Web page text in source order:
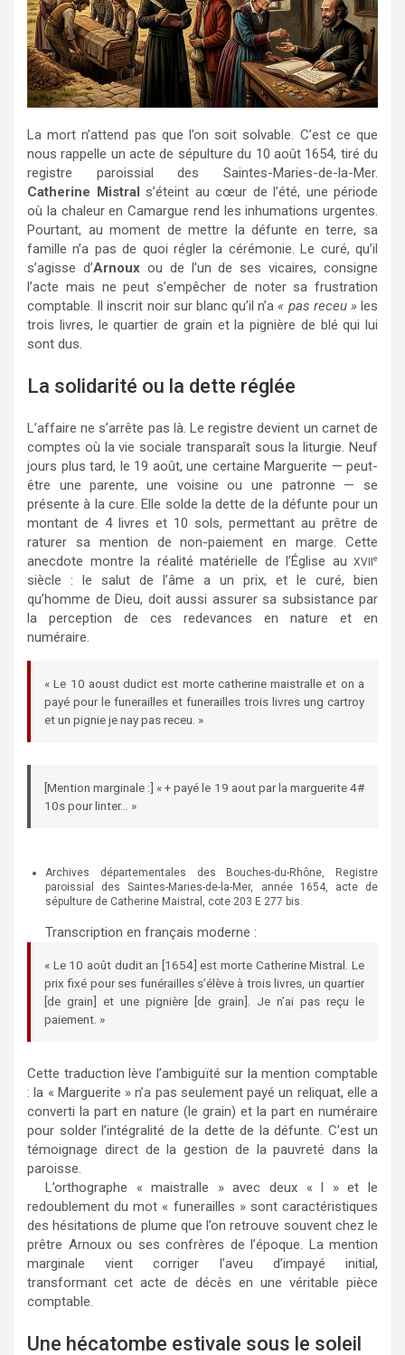
o
o
k
e
r
La mort n’attend pas que l’on soit solvable. C’est ce que
nous rappelle un acte de sépulture du 10 août 1654, tiré du
registre paroissial des Saintes-Maries-de-la-Mer.
Catherine Mistral s’éteint au cœur de l’été, une période
où la chaleur en Camargue rend les inhumations urgentes.
Pourtant, au moment de mettre la défunte en terre, sa
famille n’a pas de quoi régler la cérémonie. Le curé, qu’il
s’agisse d’Arnouxou de l’un de ses vicaires, consigne
l’acte mais ne peut s’empêcher de noter sa frustration
comptable. Il inscrit noir sur blanc qu’il n’a« pas receu » les
trois livres, le quartier de grain et la pignière de blé qui lui
sont dus.
La solidarité ou la dette réglée
L’affaire ne s’arrête pas là. Le registre devient un carnet de
comptes où la vie sociale transparaît sous la liturgie. Neuf
jours plus tard, le 19 août, une certaine Marguerite — peut-
être une parente, une voisine ou une patronne — se
présente à la cure. Elle solde la dette de la défunte pour un
montant de 4 livres et 10 sols, permettant au prêtre de
raturer sa mention de non-paiement en marge. Cette
anecdote montre la réalité matérielle de l’Église au XVIIe
siècle : le salut de l’âme a un prix, et le curé, bien
qu’homme de Dieu, doit aussi assurer sa subsistance par
la perception de ces redevances en nature et en
numéraire.
« Le 10 aoust dudict est morte catherine maistralle et on a
payé pour le funerailles et funerailles trois livres ung cartroy
et un pignie je nay pas receu. »
[Mention marginale :] « + payé le 19 aout par la marguerite 4#
10s pour linter… »
Archives départementales des Bouches-du-Rhône, Registre
paroissial des Saintes-Maries-de-la-Mer, année 1654, acte de
sépulture de Catherine Maistral, cote 203 E 277 bis.
Transcription en français moderne :
« Le 10 août dudit an [1654] est morte Catherine Mistral. Le
prix fixé pour ses funérailles s’élève à trois livres, un quartier
[de grain] et une pignière [de grain]. Je n’ai pas reçu le
paiement. »
Cette traduction lève l’ambiguïté sur la mention comptable
: la « Marguerite » n’a pas seulement payé un reliquat, elle a
converti la part en nature (le grain) et la part en numéraire
pour solder l’intégralité de la dette de la défunte. C’est un
témoignage direct de la gestion de la pauvreté dans la
paroisse.
L’orthographe « maistralle » avec deux « l » et le
redoublement du mot « funerailles » sont caractéristiques
des hésitations de plume que l’on retrouve souvent chez le
prêtre Arnoux ou ses confrères de l’époque. La mention
marginale vient corriger l’aveu d’impayé initial,
transformant cet acte de décès en une véritable pièce
comptable.
Une hécatombe estivale sous le soleil